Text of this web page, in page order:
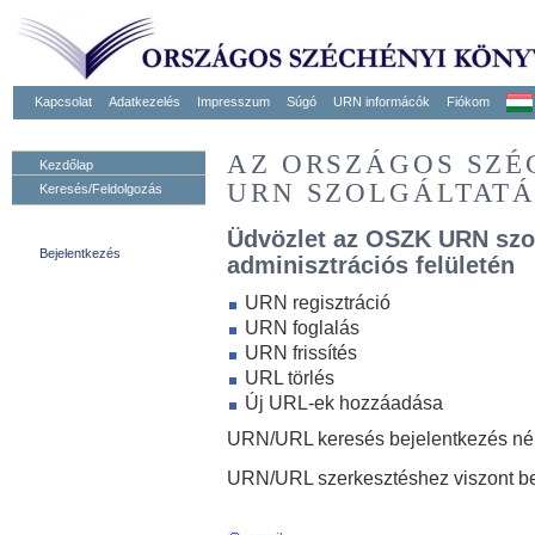
Kapcsolat Adatkezelés Impresszum Súgó URN informácók Fiókom
Kezdőlap
Keresés/Feldolgozás
Bejelentkezés
AZ ORSZÁGOS
URN
Üdvözlet az OSZK URN
adminisztrációs felületén
URN regisztráció
URN foglalás
URN frissítés
URL törlés
Új URL-ek hozzáadása
URN/URL keresés bejelentkezés
URN/URL szerkesztéshez viszont